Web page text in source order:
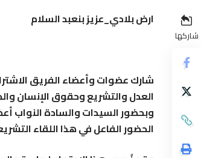
شاركها
ارض بلادي_عزيز بنعبد السلام
العدل والتشريع وحقوق الإنسان
وبحضور السيدات والسادة النواب
الحضور الفاعل في هذا اللقاء